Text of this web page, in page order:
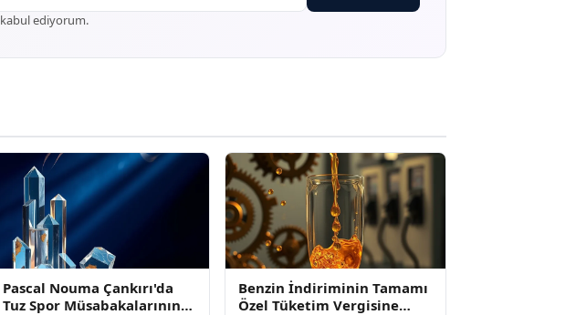
kabul ediyorum.
Pascal Nouma Çankırı'da
Tuz Spor Müsabakalarının
Benzin İndiriminin Tamamı
Özel Tüketim Vergisine